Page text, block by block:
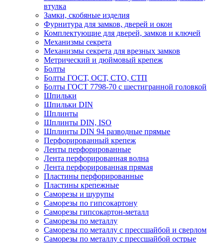
втулка
Замки, скобяные изделия
Фурнитура для замков, дверей и окон
Комплектующие для дверей, замков и ключей
Механизмы секрета
Механизмы секрета для врезных замков
Метрический и дюймовый крепеж
Болты
Болты ГОСТ, ОСТ, СТО, СТП
Болты ГОСТ 7798-70 с шестигранной головкой
Шпильки
Шпильки DIN
Шплинты
Шплинты DIN, ISO
Шплинты DIN 94 разводные прямые
Перфорированный крепеж
Ленты перфорированные
Лента перфорированная волна
Лента перфорированная прямая
Пластины перфорированные
Пластины крепежные
Саморезы и шурупы
Саморезы по гипсокартону
Саморезы гипсокартон-металл
Саморезы по металлу
Саморезы по металлу с прессшайбой и сверлом
Саморезы по металлу с прессшайбой острые